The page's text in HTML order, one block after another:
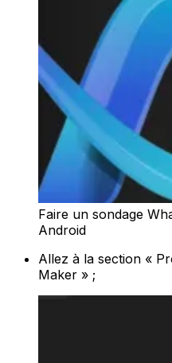
Faire un sondage
Android
Allez à la section «
Maker » ;